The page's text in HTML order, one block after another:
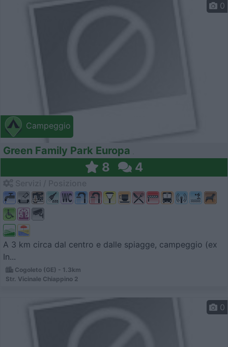
Campeggio
0
Green Family Park Europa
8 4
A 3 km circa dal centro e dalle spiagge, campeggio (ex
In...
Cogoleto (GE) - 1.3km
Str. Vicinale Chiappino 2
0